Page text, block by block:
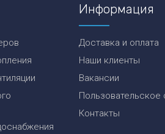
Информация
Доставка и оплата
Наши клиенты
Вакансии
Пользовательское
Контакты